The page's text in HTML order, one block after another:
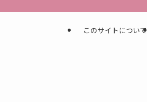
このサイトについて